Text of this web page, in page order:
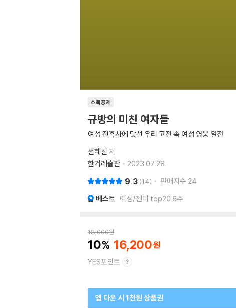
소득공제
규방의 미친 여자들
여성 잔혹사에 맞선 우리 고전 속 여성 영웅 열전
전혜진 저
한겨레출판
2023.07.28.
9.3 14 판매지수 24
베스트 여성/젠더 top20 6주
18,000원
10 16,200
YES포인트
앱 다운 시 1천원 상품권